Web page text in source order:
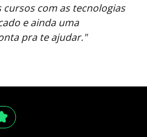
com as tecnologias
e ainda uma
pra te ajudar."